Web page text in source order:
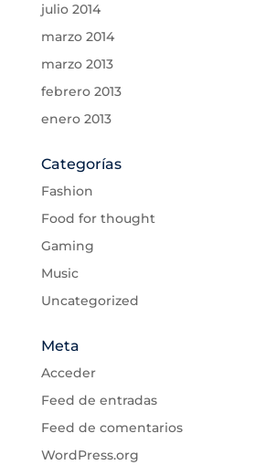
julio 2014
marzo 2014
marzo 2013
febrero 2013
enero 2013
Categorías
Fashion
Food for thought
Gaming
Music
Uncategorized
Meta
Acceder
Feed de entradas
Feed de comentarios
WordPress.org